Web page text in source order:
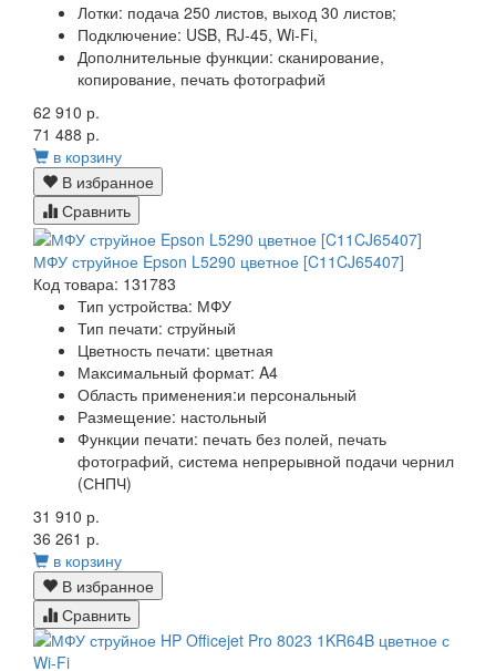
Лотки: подача 250 листов, выход 30 листов;
Подключение: USB, RJ-45, Wi-Fi,
Дополнительные функции: сканирование,
копирование, печать фотографий
62 910 р.
71 488 р.
в корзину
В избранное
Сравнить
МФУ струйное Epson L5290 цветное [C11CJ65407]
Код товара: 131783
Тип устройства: МФУ
Тип печати: струйный
Цветность печати: цветная
Максимальный формат: A4
Область применения:и персональный
Размещение: настольный
Функции печати: печать без полей, печать
фотографий, система непрерывной подачи чернил
(СНПЧ)
31 910 р.
36 261 р.
в корзину
В избранное
Сравнить